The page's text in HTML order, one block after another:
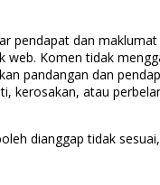
pendapat dan
Komen tidak
pandangan dan
atau
dianggap tidak